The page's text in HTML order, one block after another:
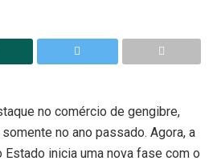
no comércio de gengibre,
no ano passado. Agora, a
inicia uma nova fase com o